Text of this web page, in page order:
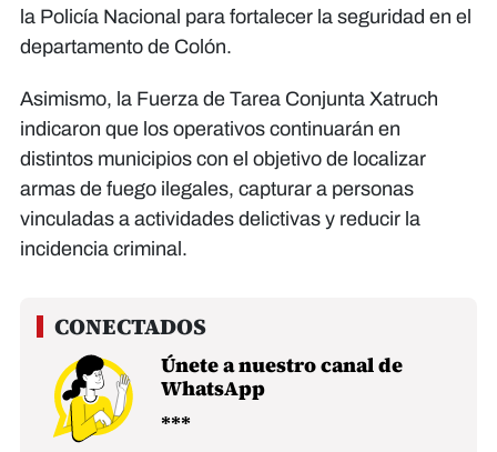
la Policía Nacional para fortalecer la seguridad en el
departamento de Colón.
Asimismo, la Fuerza de Tarea Conjunta Xatruch
indicaron que los operativos continuarán en
distintos municipios con el objetivo de localizar
armas de fuego ilegales, capturar a personas
vinculadas a actividades delictivas y reducir la
incidencia criminal.
Únete a nuestro canal de
WhatsApp